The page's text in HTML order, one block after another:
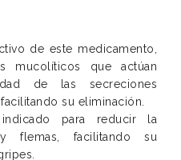
de este medicamento,
mucolíticos que actúan
de las secreciones
su eliminación.
para reducir la
flemas, facilitando su